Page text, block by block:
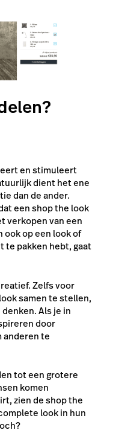
en stimuleert
dient het ene
dan de ander.
een shop the look
verkopen van een
op een look of
te pakken hebt, gaat
Zelfs voor
samen te stellen,
Als je in
door
anderen te
tot een grotere
komen
zien de shop the
look in hun